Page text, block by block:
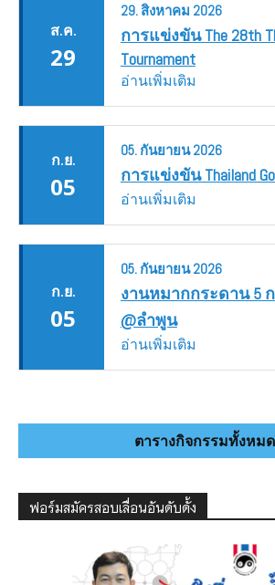
ส.ค.
29
29.สิงหาคม 2026
การแข่งขัน The 28th
Tournament
อ่านเพิ่มเติม
ก.ย.
05
05. กันยายน2026
การแข่งขัน Thailand
อ่านเพิ่มเติม
ก.ย.
05
05. กันยายน2026
งานหมากกระดาน 5
@ลำพูน
อ่านเพิ่มเติม
ตารางกิจกรรมทั้งหมด
ฟอร์มสมัครสอบเลื่อนอันดับดั้ง